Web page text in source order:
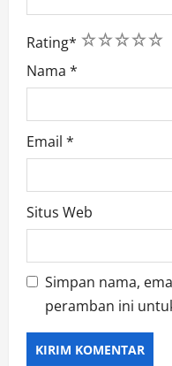
Rating* 5
4
3
2
1
Nama *
Email *
Situs Web
Simpan nama,
peramban ini